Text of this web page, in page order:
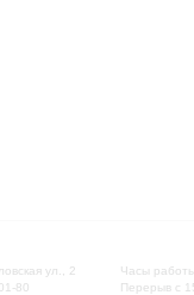
ул., 2
80
Часы
Перерыв с